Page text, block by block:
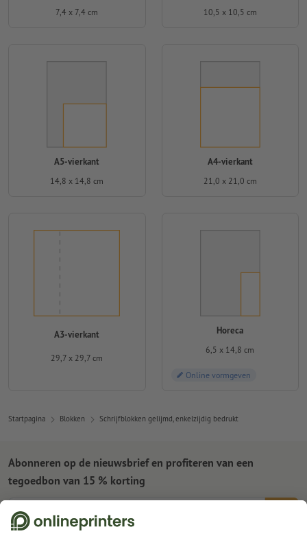
7,4 x 7,4 cm 10,5 x 10,5 cm
A5-vierkant
14,8 x 14,8 cm
A4-vierkant
21,0 x 21,0 cm
A3-vierkant
29,7 x 29,7 cm
Horeca
6,5 x 14,8 cm
Online vormgeven
Startpagina Blokken Schrijfblokken gelijmd, enkelzijdig bedrukt
Abonneren op de nieuwsbrief en profiteren van een
tegoedbon van 15 % korting